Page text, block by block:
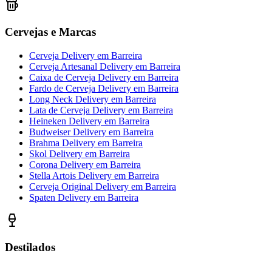
Cervejas e Marcas
Cerveja Delivery em Barreira
Cerveja Artesanal Delivery em Barreira
Caixa de Cerveja Delivery em Barreira
Fardo de Cerveja Delivery em Barreira
Long Neck Delivery em Barreira
Lata de Cerveja Delivery em Barreira
Heineken Delivery em Barreira
Budweiser Delivery em Barreira
Brahma Delivery em Barreira
Skol Delivery em Barreira
Corona Delivery em Barreira
Stella Artois Delivery em Barreira
Cerveja Original Delivery em Barreira
Spaten Delivery em Barreira
Destilados